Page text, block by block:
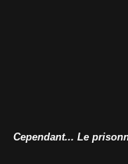
Cependant... Le